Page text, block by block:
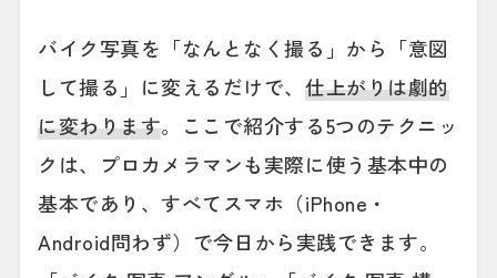
バイク写真を「なんとなく撮る」から「意図
して撮る」に変えるだけで、仕上がりは劇的
に変わります。ここで紹介する5つのテクニッ
クは、プロカメラマンも実際に使う基本中の
基本であり、すべてスマホ（iPhone・
Android問わず）で今日から実践できます。